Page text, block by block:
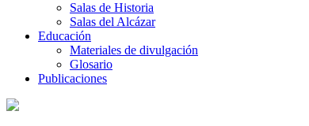
Salas de Historia
Salas del Alcázar
Educación
Materiales de divulgación
Glosario
Publicaciones